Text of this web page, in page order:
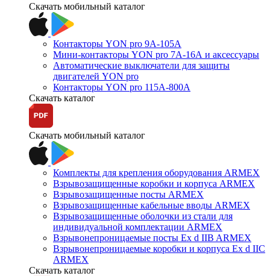
Скачать мобильный каталог
Контакторы YON pro 9А-105А
Мини-контакторы YON pro 7А-16А и аксессуары
Автоматические выключатели для защиты
двигателей YON pro
Контакторы YON pro 115А-800А
Скачать каталог
Скачать мобильный каталог
Комплекты для крепления оборудования ARMEX
Взрывозащищенные коробки и корпуса ARMEX
Взрывозащищенные посты ARMEX
Взрывозащищенные кабельные вводы ARMEX
Взрывозащищенные оболочки из стали для
индивидуальной комплектации ARMEX
Взрывонепроницаемые посты Ex d IIB ARMEX
Взрывонепроницаемые коробки и корпуса Ex d IIС
ARMEX
Скачать каталог